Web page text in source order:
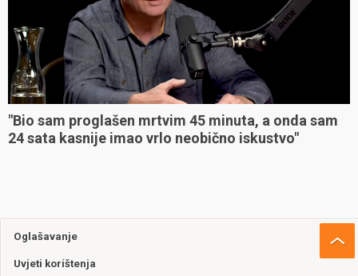
"Bio sam proglašen mrtvim 45 minuta, a onda sam
24 sata kasnije imao vrlo neobično iskustvo"
Oglašavanje
Uvjeti korištenja